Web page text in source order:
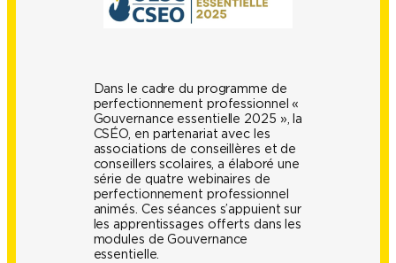
Dans le cadre du programme de
perfectionnement professionnel «
Gouvernance essentielle 2025 », la
CSÉO, en partenariat avec les
associations de conseillères et de
conseillers scolaires, a élaboré une
série de quatre webinaires de
perfectionnement professionnel
animés. Ces séances s’appuient sur
les apprentissages offerts dans les
modules de Gouvernance
essentielle.